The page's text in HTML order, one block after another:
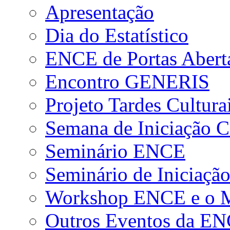
Apresentação
Dia do Estatístico
ENCE de Portas
Encontro GENERIS
Projeto Tardes
Semana de Iniciação
Seminário ENCE
Seminário de
Workshop ENCE e o
Outros Eventos da